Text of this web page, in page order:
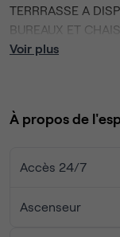
TERRRASSE A
BUREAUX ET
INTERNET WIFI
Voir plus
À propos de
Accès 24/7
Ascenseur